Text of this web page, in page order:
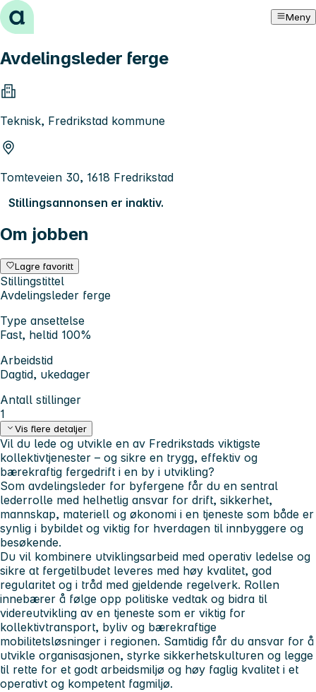
Hopp til innhold Meny
Avdelingsleder ferge
Teknisk, Fredrikstad kommune
Tomteveien 30, 1618 Fredrikstad
Stillingsannonsen er inaktiv.
Om jobben
Lagre favoritt
Stillingstittel
Avdelingsleder ferge
Type ansettelse
Fast, heltid 100%
Arbeidstid
Dagtid, ukedager
Antall stillinger
1
Vis flere detaljer
Vil du lede og utvikle en av Fredrikstads viktigste
kollektivtjenester – og sikre en trygg, effektiv og
bærekraftig fergedrift i en by i utvikling?
Som avdelingsleder for byfergene får du en sentral
lederrolle med helhetlig ansvar for drift, sikkerhet,
mannskap, materiell og økonomi i en tjeneste som både er
synlig i bybildet og viktig for hverdagen til innbyggere og
besøkende.
Du vil kombinere utviklingsarbeid med operativ ledelse og
sikre at fergetilbudet leveres med høy kvalitet, god
regularitet og i tråd med gjeldende regelverk. Rollen
innebærer å følge opp politiske vedtak og bidra til
videreutvikling av en tjeneste som er viktig for
kollektivtransport, byliv og bærekraftige
mobilitetsløsninger i regionen. Samtidig får du ansvar for å
utvikle organisasjonen, styrke sikkerhetskulturen og legge
til rette for et godt arbeidsmiljø og høy faglig kvalitet i et
operativt og kompetent fagmiljø.